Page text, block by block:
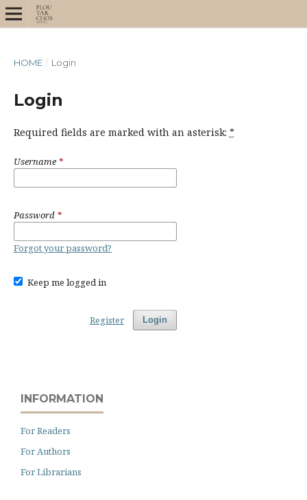
HOME / Login
Login
Required fields are marked with an asterisk: *
Username*
Password *
Forgot your password?
Keep me logged in
Login
Register
INFORMATION
For Readers
For Authors
For Librarians